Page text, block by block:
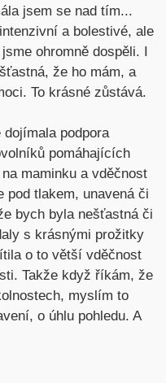
jsem se nad tím...
a bolestivé, ale
ohromně dospěli. I
že ho mám, a
To krásné zůstává.
podpora
pomáhajících
maminku a vděčnost
pod tlakem, unavená či
bych byla nešťastná či
s krásnými prožitky
o to větší vděčnost
Takže když říkám, že
myslím to
o úhlu pohledu. A